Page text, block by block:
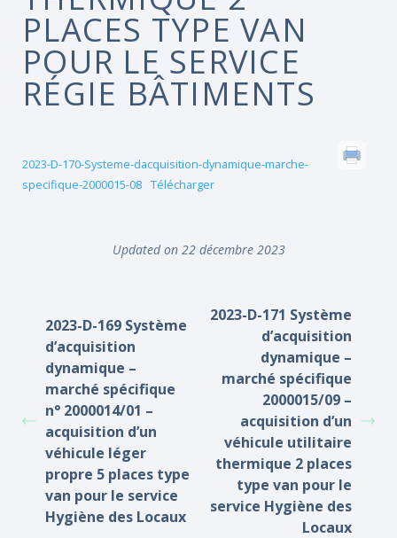
PLACES TYPE VAN
POUR LE SERVICE
RÉGIE BÂTIMENTS
2023-D-170-Systeme-dacquisition-dynamique-marche-
specifique-2000015-08 Télécharger
Updated on 22 décembre 2023
2023-D-169 Système
d’acquisition
dynamique –
marché spécifique
n° 2000014/01 –
acquisition d’un
véhicule léger
propre 5 places type
van pour le service
Hygiène des Locaux
2023-D-171 Système
d’acquisition
dynamique –
marché spécifique
2000015/09 –
acquisition d’un
véhicule utilitaire
thermique 2 places
type van pour le
service Hygiène des
Locaux